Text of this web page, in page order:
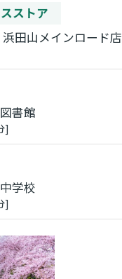
ストア
田山メインロード店
書館
]
学校
]